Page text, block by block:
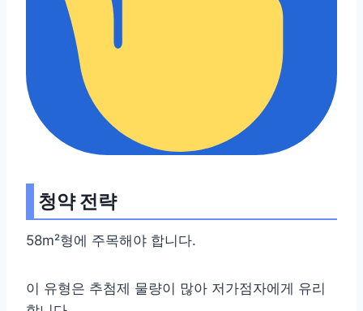
청약 전략
58m²형에 주목해야 합니다.
이 유형은 추첨제 물량이 많아 저가점자에게 유리